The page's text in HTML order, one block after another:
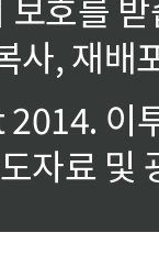
보호를
사, 재배
이
자료